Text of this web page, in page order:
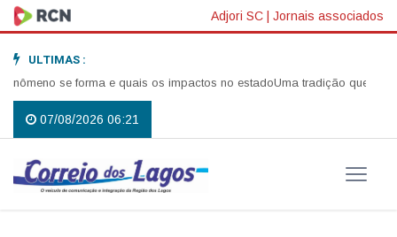
Adjori SC | Jornais associados
ULTIMAS :
se forma e quais os impactos no estadoUma tradição que voltou a
07/08/2026 06:21